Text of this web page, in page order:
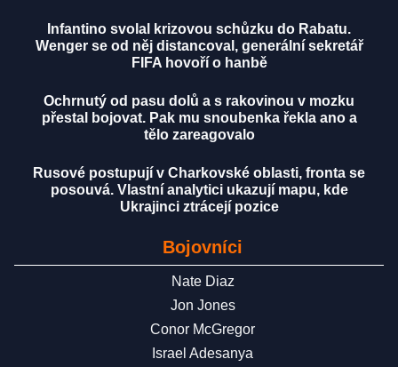
Infantino svolal krizovou schůzku do Rabatu.
Wenger se od něj distancoval, generální sekretář
FIFA hovoří o hanbě
Ochrnutý od pasu dolů a s rakovinou v mozku
přestal bojovat. Pak mu snoubenka řekla ano a
tělo zareagovalo
Rusové postupují v Charkovské oblasti, fronta se
posouvá. Vlastní analytici ukazují mapu, kde
Ukrajinci ztrácejí pozice
Bojovníci
Nate Diaz
Jon Jones
Conor McGregor
Israel Adesanya